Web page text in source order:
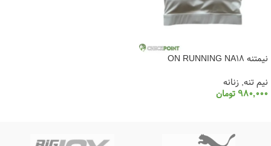
نیمتنه ON RUNNING NA18
نيم تنه, زنانه
980,000 تومان